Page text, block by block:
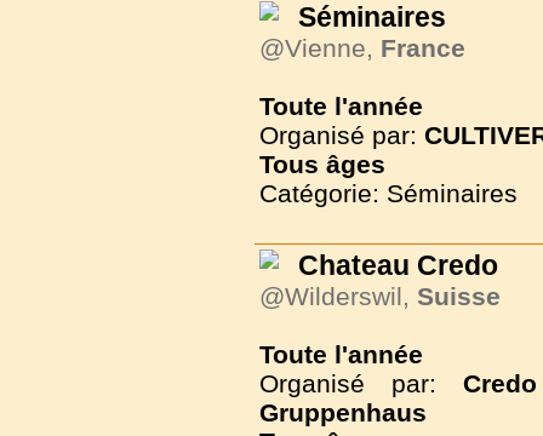
Séminaires
@Vienne, France
Toute l'année
Organisé par:
Tous âges
Catégorie: Séminaires
Chateau Credo
@Wilderswil, Suisse
Toute l'année
Organisé par:
Gruppenhaus